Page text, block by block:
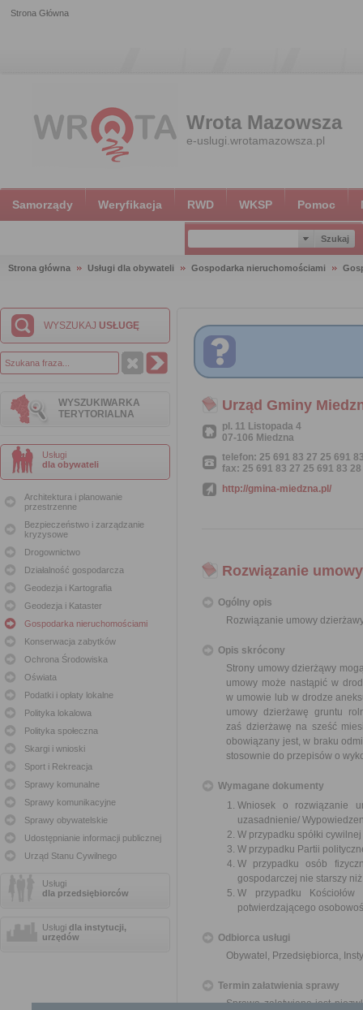
Strona Główna
Wrota Mazowsza
e-uslugi.wrotamazowsza.pl
Samorządy Weryfikacja RWD WKSP Pomoc
Strona główna Usługi dla obywateli Gospodarka nieruchomościami
WYSZUKAJ USŁUGĘ
WYSZUKIWARKA
TERYTORIALNA
Usługi
dla obywateli
Architektura i planowanie
przestrzenne
Bezpieczeństwo i zarządzanie
kryzysowe
Drogownictwo
Działalność gospodarcza
Geodezja i Kartografia
Geodezja i Kataster
Gospodarka nieruchomościami
Konserwacja zabytków
Ochrona Środowiska
Oświata
Podatki i opłaty lokalne
Polityka lokalowa
Polityka społeczna
Skargi i wnioski
Sport i Rekreacja
Sprawy komunalne
Sprawy komunikacyjne
Sprawy obywatelskie
Udostępnianie informacji publicznej
Urząd Stanu Cywilnego
Usługi
dla przedsiębiorców
Usługi dla instytucji,
urzędów
Urząd Gminy
pl. 11 Listopada 4
07-106 Miedzna
telefon: 25 691 83 27 25 691
fax: 25 691 83 27 25 691 83 28
http://gmina-miedzna.pl/
Rozwiązanie
Ogólny opis
Rozwiązanie umowy
Opis skrócony
Strony umowy dzierżąwy
umowy może nastąpić w
w umowie lub w drodze
umowy dzierżawę gruntu
zaś dzierżawę na sześć
obowiązany jest, w braku
stosownie do przepisów o
Wymagane dokumenty
Wniosek o rozwiązanie
uzasadnienie/
W przypadku spółki
W przypadku Partii
W przypadku osób
gospodarczej nie starszy
W przypadku
potwierdzającego
Odbiorca usługi
Obywatel, Przedsiębiorca,
Termin załatwienia sprawy
Sprawa załatwiana jest